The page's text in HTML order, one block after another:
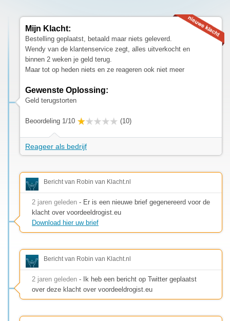
Mijn Klacht:
Bestelling geplaatst, betaald maar niets geleverd.
Wendy van de klantenservice zegt, alles uitverkocht en
binnen 2 weken je geld terug.
Maar tot op heden niets en ze reageren ook niet meer
Gewenste Oplossing:
Geld terugstorten
Beoordeling 1/10 (10)
Reageer als bedrijf
Bericht van Robin van Klacht.nl
2 jaren geleden - Er is een nieuwe brief gegenereerd voor de
klacht over voordeeldrogist.eu
Download hier uw brief
Bericht van Robin van Klacht.nl
2 jaren geleden - Ik heb een bericht op Twitter geplaatst
over deze klacht over voordeeldrogist.eu